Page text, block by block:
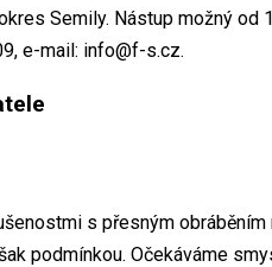
Semily. Nástup možný
e-mail: info@f-s.cz.
s přesným
podmínkou. Očekáváme